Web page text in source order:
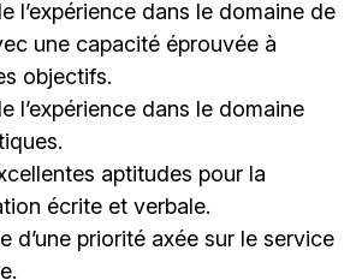
l’expérience dans le domaine de
une capacité éprouvée à
objectifs.
l’expérience dans le domaine
aptitudes pour la
écrite et verbale.
d’une priorité axée sur le service